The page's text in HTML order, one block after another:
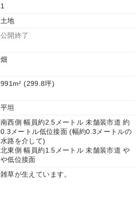
1
土地
公開終了
畑
991m² (299.8坪)
平坦
南西側 幅員約2.5メートル 未舗装市道 約
0.3メートル低位接面 (幅約0.3メートルの
水路を介して)
北東側 幅員約1.5メートル 未舗装市道 や
や低位接面
雑草が生えています。